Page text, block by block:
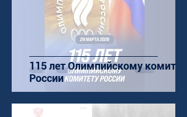
115 лет Олимпийскому комитету
России